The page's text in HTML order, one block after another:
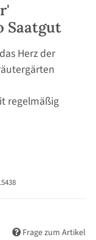
Saatgut
Herz der
regelmäßig
Frage zum Artikel